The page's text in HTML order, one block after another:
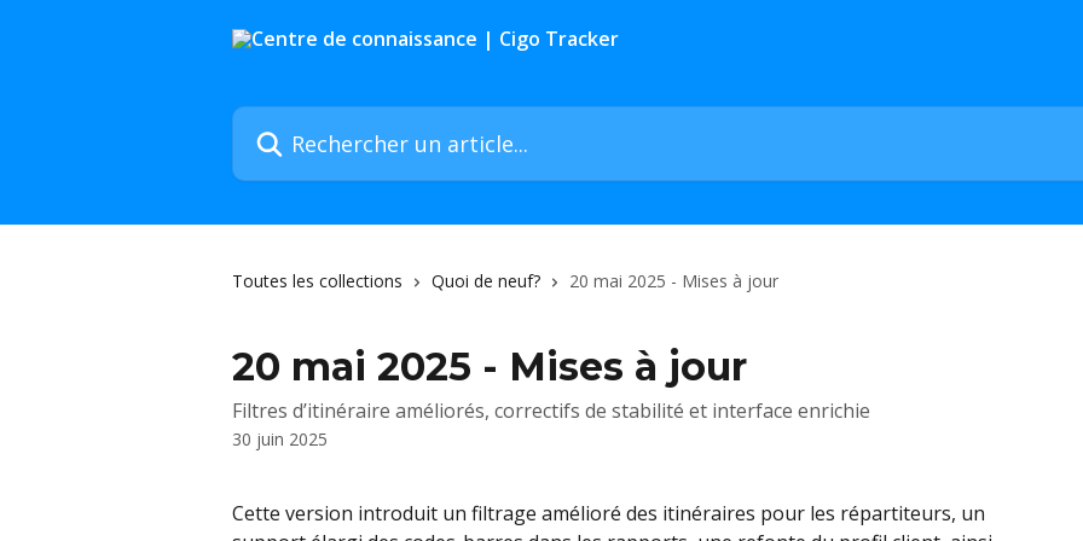
Rechercher un article...
Toutes les collections Quoi de neuf? 20 mai 2025 - Mises à jour
20 mai 2025 - Mises à jour
Filtres d’itinéraire améliorés, correctifs de stabilité et interface enrichie
30 juin 2025
Cette version introduit un filtrage amélioré des itinéraires pour les répartiteurs, un